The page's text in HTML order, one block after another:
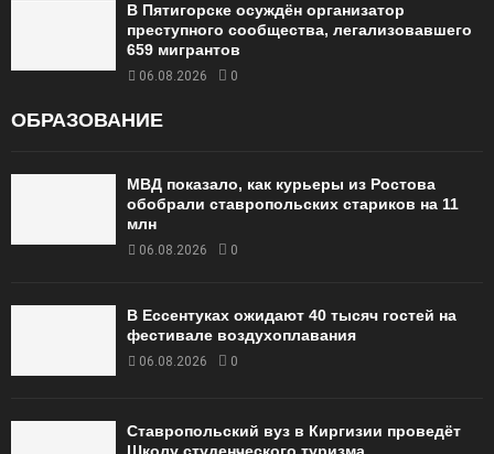
В Пятигорске осуждён организатор
преступного сообщества, легализовавшего
659 мигрантов
06.08.2026 0
ОБРАЗОВАНИЕ
МВД показало, как курьеры из Ростова
обобрали ставропольских стариков на 11
млн
06.08.2026 0
В Ессентуках ожидают 40 тысяч гостей на
фестивале воздухоплавания
06.08.2026 0
Ставропольский вуз в Киргизии проведёт
Школу студенческого туризма